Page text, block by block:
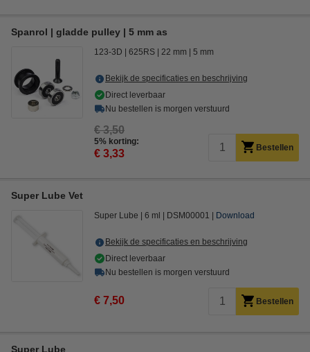
Spanrol | gladde pulley | 5 mm as
123-3D 625RS 22 mm 5 mm
Bekijk de specificaties en beschrijving
Direct leverbaar
Nu bestellen is morgen verstuurd
€ 3,50
5% korting:
€ 3,33 Bestellen
Super Lube Vet
Super Lube 6 ml DSM00001 Download
Bekijk de specificaties en beschrijving
Direct leverbaar
Nu bestellen is morgen verstuurd
€ 7,50 Bestellen
Super Lube